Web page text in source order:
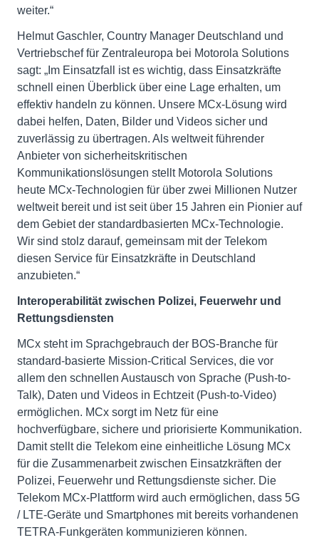
weiter.“
Helmut Gaschler, Country Manager Deutschland und
Vertriebschef für Zentraleuropa bei Motorola Solutions
sagt: „Im Einsatzfall ist es wichtig, dass Einsatzkräfte
schnell einen Überblick über eine Lage erhalten, um
effektiv handeln zu können. Unsere MCx-Lösung wird
dabei helfen, Daten, Bilder und Videos sicher und
zuverlässig zu übertragen. Als weltweit führender
Anbieter von sicherheitskritischen
Kommunikationslösungen stellt Motorola Solutions
heute MCx-Technologien für über zwei Millionen Nutzer
weltweit bereit und ist seit über 15 Jahren ein Pionier auf
dem Gebiet der standardbasierten MCx-Technologie.
Wir sind stolz darauf, gemeinsam mit der Telekom
diesen Service für Einsatzkräfte in Deutschland
anzubieten.“
Interoperabilität zwischen Polizei, Feuerwehr und
Rettungsdiensten
MCx steht im Sprachgebrauch der BOS-Branche für
standard-basierte Mission-Critical Services, die vor
allem den schnellen Austausch von Sprache (Push-to-
Talk), Daten und Videos in Echtzeit (Push-to-Video)
ermöglichen. MCx sorgt im Netz für eine
hochverfügbare, sichere und priorisierte Kommunikation.
Damit stellt die Telekom eine einheitliche Lösung MCx
für die Zusammenarbeit zwischen Einsatzkräften der
Polizei, Feuerwehr und Rettungsdienste sicher. Die
Telekom MCx-Plattform wird auch ermöglichen, dass 5G
/ LTE-Geräte und Smartphones mit bereits vorhandenen
TETRA-Funkgeräten kommunizieren können.